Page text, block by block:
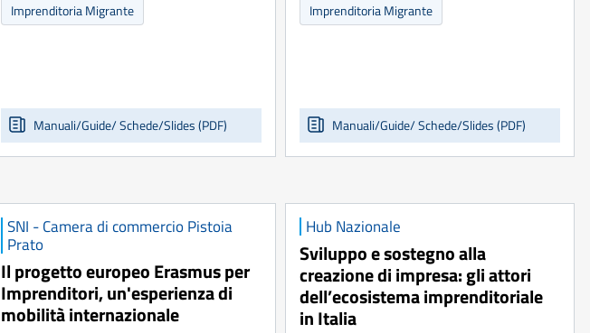
Manuali/Guide/ Schede/Slides (PDF)
Imprenditoria Migrante
Manuali/Guide/ Schede/Slides (PDF)
Imprenditoria Migrante
SNI - Camera di commercio Pistoia
Prato
Il progetto europeo Erasmus per
Imprenditori, un'esperienza di
mobilità internazionale
Hub Nazionale
Sviluppo e sostegno alla
creazione di impresa: gli attori
dell’ecosistema imprenditoriale
in Italia